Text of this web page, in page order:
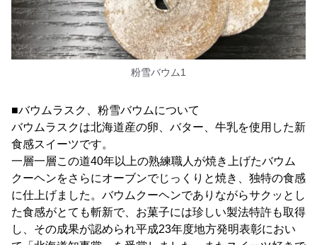
粉雪バウム1
■バウムラスク、粉雪バウムについて
バウムラスクは北海道産の卵、バター、牛乳を使用した新
食感スイーツです。
一層一層この道40年以上の熟練職人が焼き上げたバウム
クーヘンをさらにオーブンでじっくりと焼き、独特の食感
に仕上げました。バウムクーヘンでありながらサクッとし
た食感がとても斬新で、お菓子には珍しい製法特許も取得
し、その成果が認められ平成23年度地方発明表彰におい